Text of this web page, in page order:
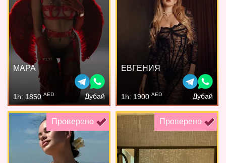
МАРА
1h: 1850 AED Дубай
ЕВГЕНИЯ
1h: 1900 AED Дубай
Проверено Проверено